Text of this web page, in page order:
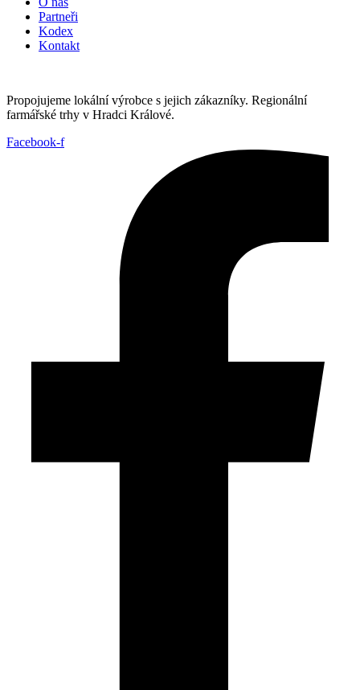
Partneři
Kodex
Kontakt
Propojujeme lokální výrobce s jejich zákazníky. Regionální
farmářské trhy v Hradci Králové.
Facebook-f